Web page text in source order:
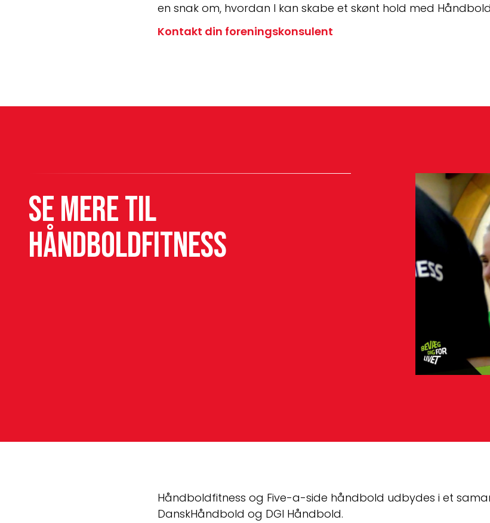
en snak om, hvordan I kan skabe et skønt hold med
Kontakt din foreningskonsulent
Se mere til
Håndboldfitness
Håndboldfitness og Five-a-side håndbold udbydes i et
DanskHåndbold og DGI Håndbold.